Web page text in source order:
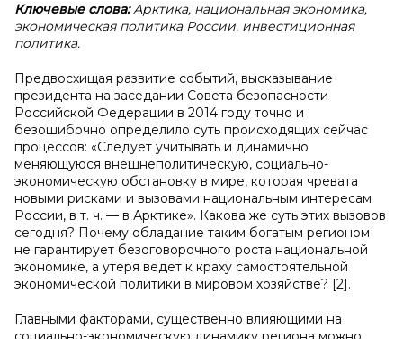
Ключевые слова:Арктика, национальная экономика,
экономическая политика России, инвестиционная
политика.
Предвосхищая развитие событий, высказывание
президента на заседании Совета безопасности
Российской Федерации в 2014 году точно и
безошибочно определило суть происходящих сейчас
процессов: «Следует учитывать и динамично
меняющуюся внешнеполитическую, социально-
экономическую обстановку в мире, которая чревата
новыми рисками и вызовами национальным интересам
России, в т. ч. — в Арктике». Какова же суть этих вызовов
сегодня? Почему обладание таким богатым регионом
не гарантирует безоговорочного роста национальной
экономике, а утеря ведет к краху самостоятельной
экономической политики в мировом хозяйстве? [2].
Главными факторами, существенно влияющими на